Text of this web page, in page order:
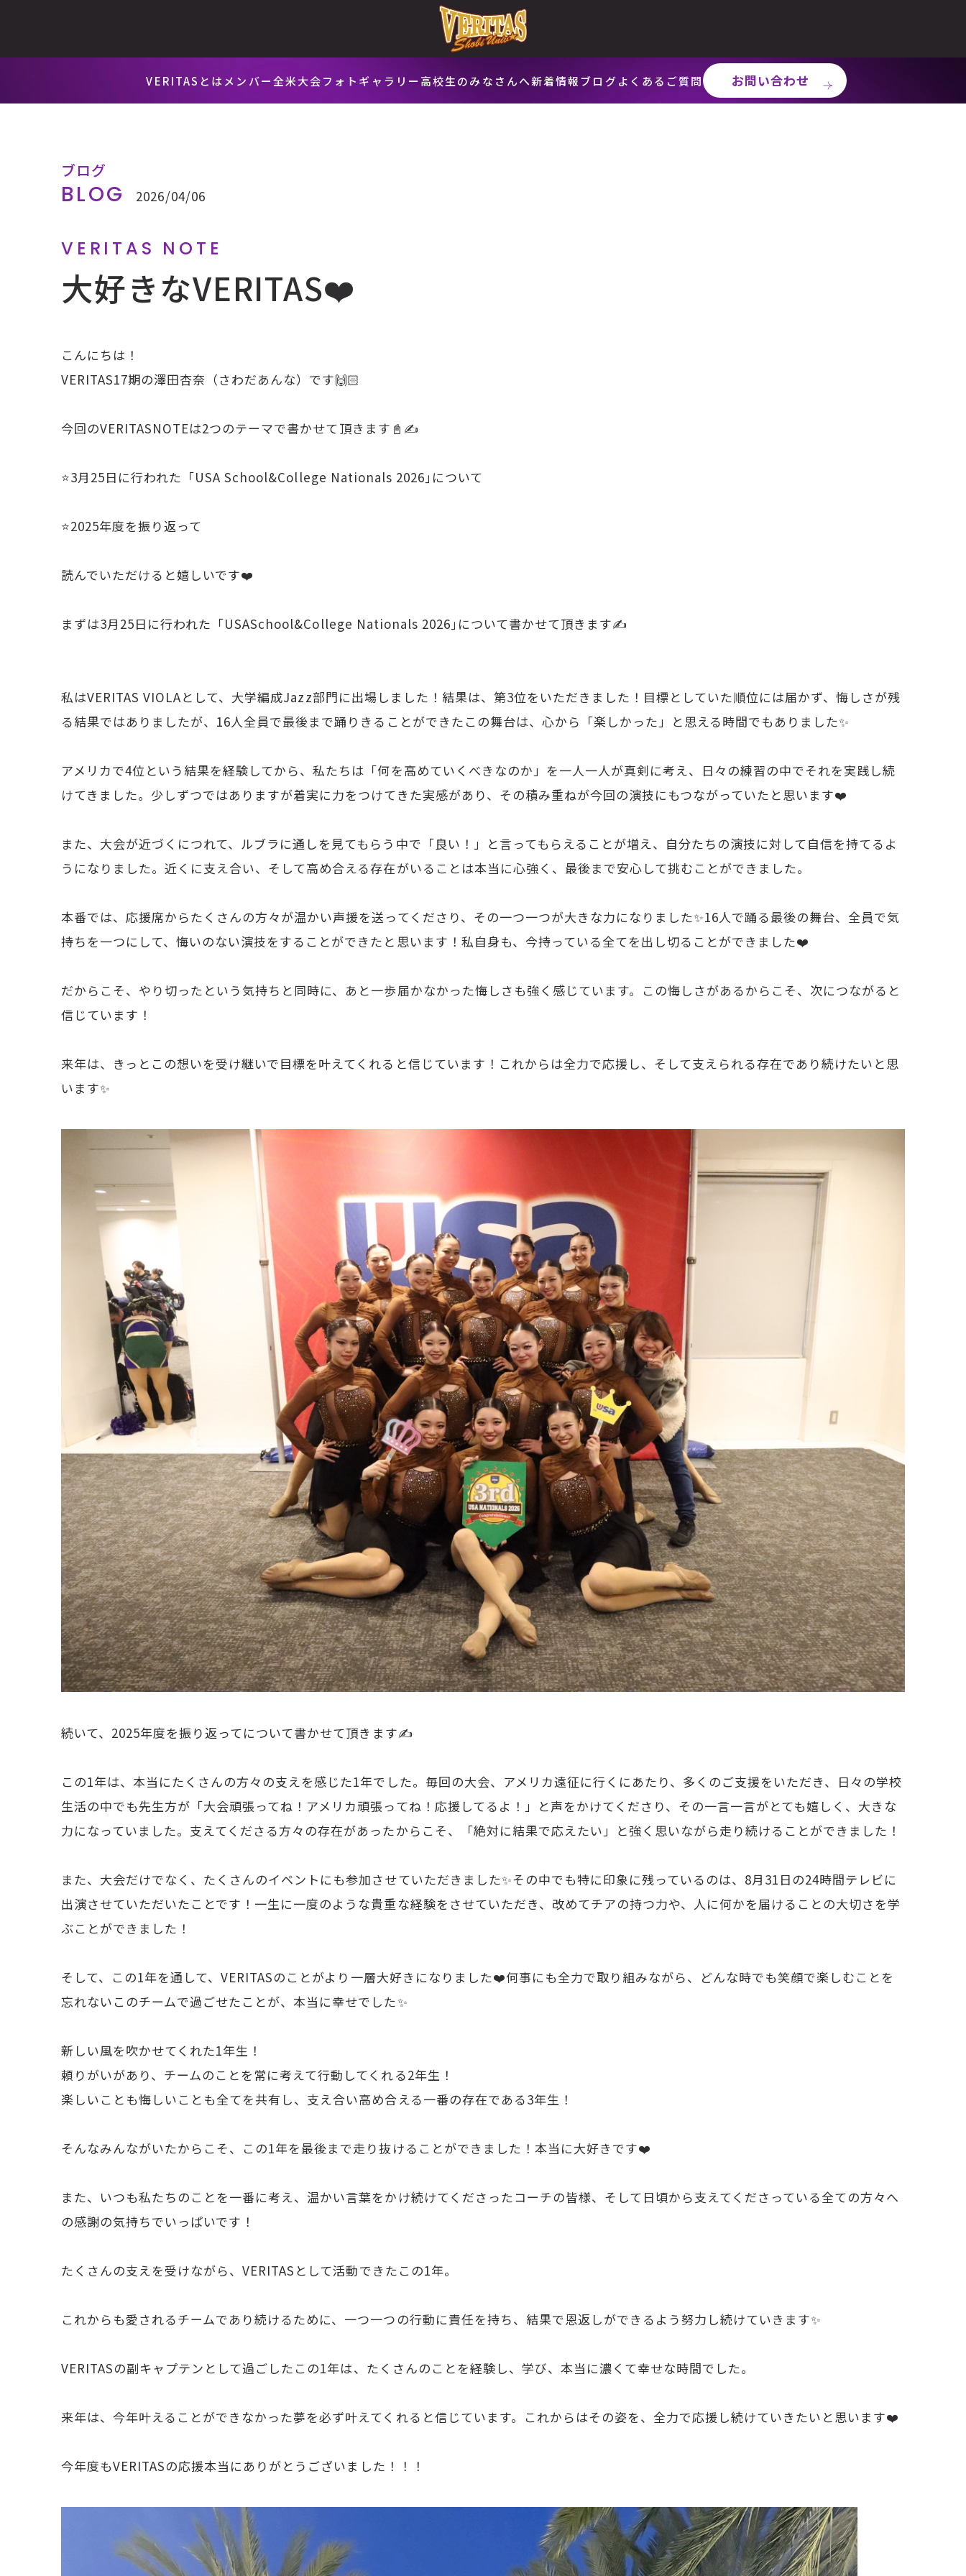
VERITASとはメンバー全米大会フォトギャラリー 高校生のみなさんへ新着情報ブログよくあるご質問 お問い合わせ
ブログ
BLOG 2026/04/06
VERITAS NOTE
大好きなVERITAS❤️
こんにちは！
VERITAS17期の澤田杏奈（さわだあんな）です🙌🏻
今回のVERITASNOTEは2つのテーマで書かせて頂きます📓✍
⭐️3月25日に行われた「USA School&College Nationals 2026｣について
⭐️2025年度を振り返って
読んでいただけると嬉しいです❤️
まずは3月25日に行われた「USASchool&College Nationals 2026｣について書かせて頂きます✍
私はVERITAS VIOLAとして、大学編成Jazz部門に出場しました！結果は、第3位をいただきました！目標としていた順位には届かず、悔しさが残
る結果ではありましたが、16人全員で最後まで踊りきることができたこの舞台は、心から「楽しかった」と思える時間でもありました✨
アメリカで4位という結果を経験してから、私たちは「何を高めていくべきなのか」を一人一人が真剣に考え、日々の練習の中でそれを実践し続
けてきました。少しずつではありますが着実に力をつけてきた実感があり、その積み重ねが今回の演技にもつながっていたと思います❤️
また、大会が近づくにつれて、ルブラに通しを見てもらう中で「良い！」と言ってもらえることが増え、自分たちの演技に対して自信を持てるよ
うになりました。近くに支え合い、そして高め合える存在がいることは本当に心強く、最後まで安心して挑むことができました。
本番では、応援席からたくさんの方々が温かい声援を送ってくださり、その一つ一つが大きな力になりました✨16人で踊る最後の舞台、全員で気
持ちを一つにして、悔いのない演技をすることができたと思います！私自身も、今持っている全てを出し切ることができました❤️
だからこそ、やり切ったという気持ちと同時に、あと一歩届かなかった悔しさも強く感じています。この悔しさがあるからこそ、次につながると
信じています！
来年は、きっとこの想いを受け継いで目標を叶えてくれると信じています！これからは全力で応援し、そして支えられる存在であり続けたいと思
います✨
続いて、2025年度を振り返ってについて書かせて頂きます✍
この1年は、本当にたくさんの方々の支えを感じた1年でした。毎回の大会、アメリカ遠征に行くにあたり、多くのご支援をいただき、日々の学校
生活の中でも先生方が「大会頑張ってね！アメリカ頑張ってね！応援してるよ！」と声をかけてくださり、その一言一言がとても嬉しく、大きな
力になっていました。支えてくださる方々の存在があったからこそ、「絶対に結果で応えたい」と強く思いながら走り続けることができました！
また、大会だけでなく、たくさんのイベントにも参加させていただきました✨その中でも特に印象に残っているのは、8月31日の24時間テレビに
出演させていただいたことです！一生に一度のような貴重な経験をさせていただき、改めてチアの持つ力や、人に何かを届けることの大切さを学
ぶことができました！
そして、この1年を通して、VERITASのことがより一層大好きになりました❤️何事にも全力で取り組みながら、どんな時でも笑顔で楽しむことを
忘れないこのチームで過ごせたことが、本当に幸せでした✨
新しい風を吹かせてくれた1年生！
頼りがいがあり、チームのことを常に考えて行動してくれる2年生！
楽しいことも悔しいことも全てを共有し、支え合い高め合える一番の存在である3年生！
そんなみんながいたからこそ、この1年を最後まで走り抜けることができました！本当に大好きです❤️
また、いつも私たちのことを一番に考え、温かい言葉をかけ続けてくださったコーチの皆様、そして日頃から支えてくださっている全ての方々へ
の感謝の気持ちでいっぱいです！
たくさんの支えを受けながら、VERITASとして活動できたこの1年。
これからも愛されるチームであり続けるために、一つ一つの行動に責任を持ち、結果で恩返しができるよう努力し続けていきます✨
VERITASの副キャプテンとして過ごしたこの1年は、たくさんのことを経験し、学び、本当に濃くて幸せな時間でした。
来年は、今年叶えることができなかった夢を必ず叶えてくれると信じています。これからはその姿を、全力で応援し続けていきたいと思います❤️
今年度もVERITASの応援本当にありがとうございました！！！